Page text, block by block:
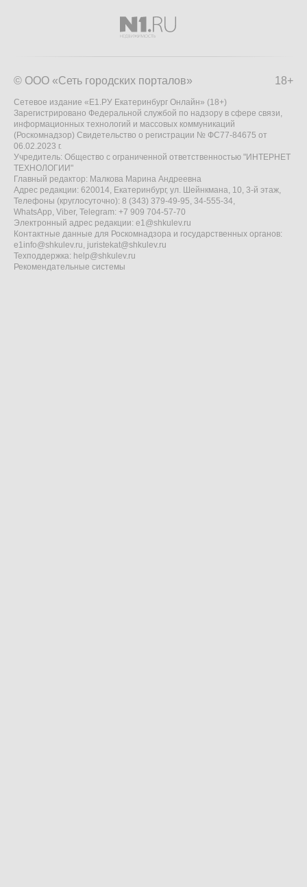
18+
© ООО «Сеть городских порталов»
Сетевое издание «Е1.РУ Екатеринбург Онлайн» (18+)
Зарегистрировано Федеральной службой по надзору в сфере связи,
информационных технологий и массовых коммуникаций
(Роскомнадзор) Свидетельство о регистрации № ФС77-84675 от
06.02.2023 г.
Учредитель: Общество с ограниченной ответственностью "ИНТЕРНЕТ
ТЕХНОЛОГИИ"
Главный редактор: Малкова Марина Андреевна
Адрес редакции: 620014, Екатеринбург, ул. Шейнкмана, 10, 3-й этаж,
Телефоны (круглосуточно): 8 (343) 379-49-95, 34-555-34,
WhatsApp, Viber, Telegram: +7 909 704-57-70
Электронный адрес редакции: e1@shkulev.ru
Контактные данные для Роскомнадзора и государственных органов:
e1info@shkulev.ru, juristekat@shkulev.ru
Техподдержка: help@shkulev.ru
Рекомендательные системы